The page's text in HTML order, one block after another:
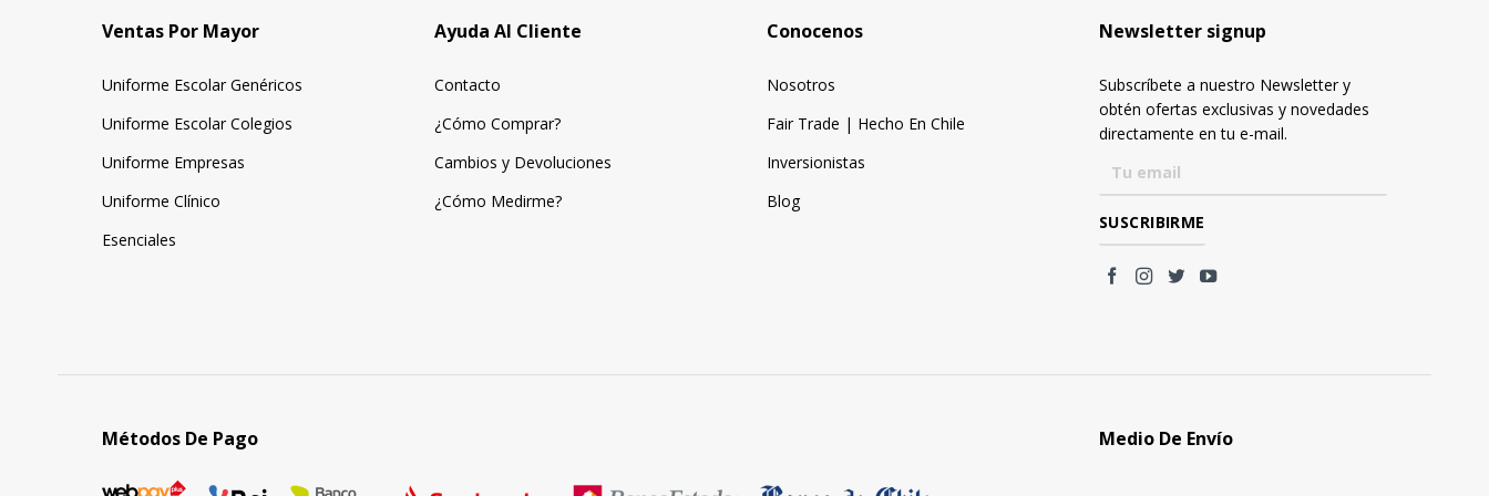
Ventas Por Mayor
Uniforme Escolar Genéricos
Uniforme Escolar Colegios
Uniforme Empresas
Uniforme Clínico
Esenciales
Ayuda Al Cliente
Contacto
¿Cómo Comprar?
Cambios y Devoluciones
¿Cómo Medirme?
Conocenos
Nosotros
Fair Trade | Hecho En Chile
Inversionistas
Blog
Newsletter signup
Subscríbete a nuestro Newsletter y
obtén ofertas exclusivas y novedades
directamente en tu e-mail.
Métodos De Pago Medio De Envío